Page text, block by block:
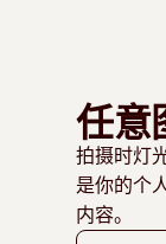
任意
拍摄时灯
是你的个
内容。